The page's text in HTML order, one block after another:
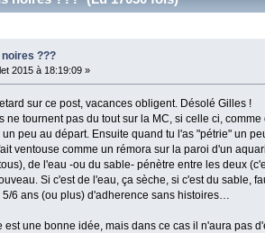
???
2015 à 18:19:09 »
sur ce post, vacances obligent. Désolé Gilles !
ne tournent pas du tout sur la MC, si celle ci,
peu au départ. Ensuite quand tu l'as "pétrie" un
ventouse comme un rémora sur la paroi d'un
de l'eau -ou du sable- pénètre entre les deux
Si c'est de l'eau, ça sèche, si c'est du sable,
6 ans (ou plus) d'adherence sans histoires…
est une bonne idée, mais dans ce cas il n'aura pas